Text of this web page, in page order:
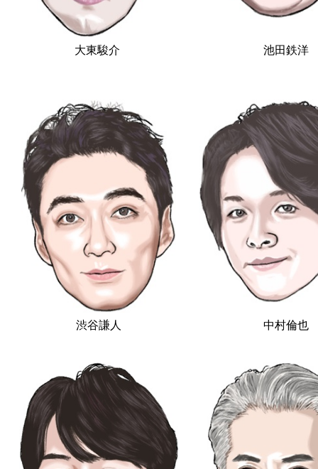
大東駿介 池田鉄洋
渋谷謙人 中村倫也